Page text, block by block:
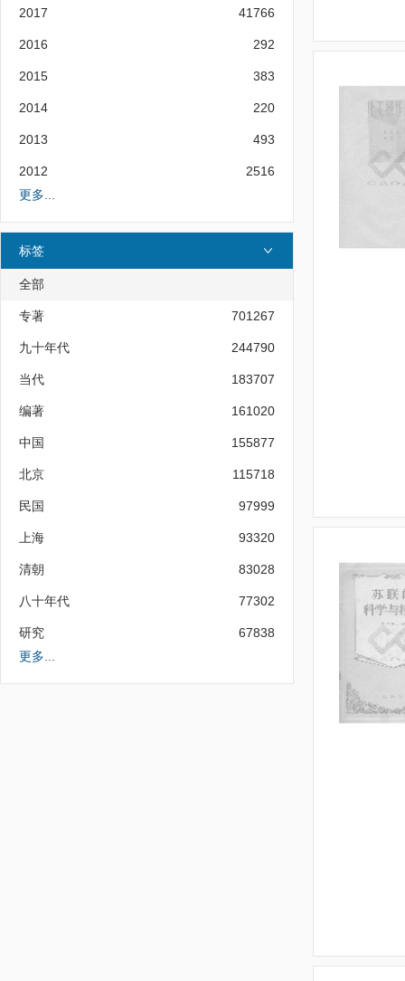
2017 41766
2016 292
2015 383
2014 220
2013 493
2012
2516
更多...
标签
全部
专著 701267
九十年代 244790
当代 183707
编著 161020
中国 155877
北京 115718
民国 97999
上海 93320
清朝 83028
八十年代 77302
研究
67838
更多...